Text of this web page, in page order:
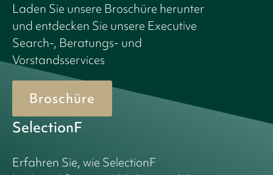
Laden Sie unsere Broschüre herunter
und entdecken Sie unsere Executive
Search-, Beratungs- und
Vorstandsservices
Broschüre
SelectionF
Erfahren Sie, wie SelectionF